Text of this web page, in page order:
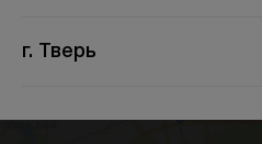
г. Тверь